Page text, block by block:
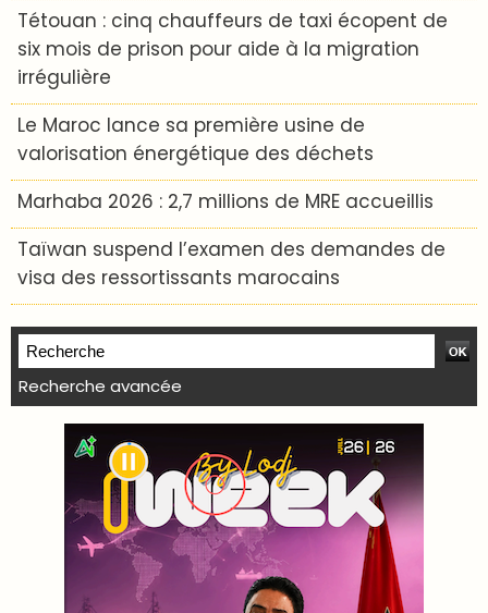
Tétouan : cinq chauffeurs de taxi écopent de
six mois de prison pour aide à la migration
irrégulière
Le Maroc lance sa première usine de
valorisation énergétique des déchets
Marhaba 2026 : 2,7 millions de MRE accueillis
Taïwan suspend l’examen des demandes de
visa des ressortissants marocains
Recherche avancée